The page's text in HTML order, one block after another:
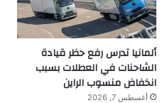
ألمانيا تدرس رفع حظر قيادة
الشاحنات في العطلات بسبب
انخفاض منسوب الراين
أغسطس 7, 2026